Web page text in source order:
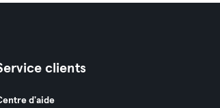
clients
d'aide